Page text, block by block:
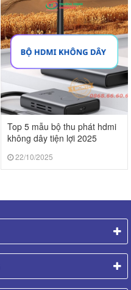
Top 5 mẫu bộ thu phát hdmi
không dây tiện lợi 2025
22/10/2025